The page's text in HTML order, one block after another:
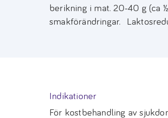
berikning i mat. 20-40 g (ca
smakförändringar.
Indikationer
För kostbehandling av